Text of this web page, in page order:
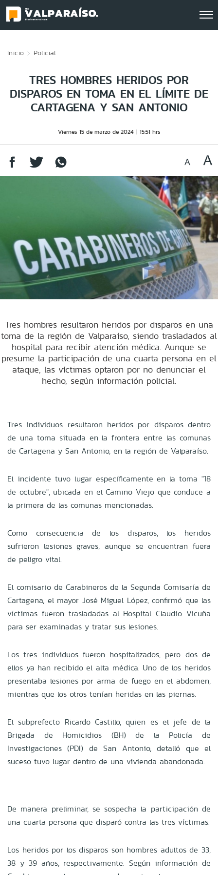
Inicio Policial
TRES HOMBRES HERIDOS POR
DISPAROS EN TOMA EN EL LÍMITE DE
CARTAGENA Y SAN ANTONIO
Viernes 15 de marzo de 2024 15:51 hrs
Tres hombres resultaron heridos por disparos en una
toma de la región de Valparaíso, siendo trasladados al
hospital para recibir atención médica. Aunque se
presume la participación de una cuarta persona en el
ataque, las víctimas optaron por no denunciar el
hecho, según información policial.
Tres individuos resultaron heridos por disparos dentro
de una toma situada en la frontera entre las comunas
de Cartagena y San Antonio, en la región de Valparaíso.
El incidente tuvo lugar específicamente en la toma "18
de octubre", ubicada en el Camino Viejo que conduce a
la primera de las comunas mencionadas.
Como consecuencia de los disparos, los heridos
sufrieron lesiones graves, aunque se encuentran fuera
de peligro vital.
El comisario de Carabineros de la Segunda Comisaría de
Cartagena, el mayor José Miguel López, confirmó que las
víctimas fueron trasladadas al Hospital Claudio Vicuña
para ser examinadas y tratar sus lesiones.
Los tres individuos fueron hospitalizados, pero dos de
ellos ya han recibido el alta médica. Uno de los heridos
presentaba lesiones por arma de fuego en el abdomen,
mientras que los otros tenían heridas en las piernas.
El subprefecto Ricardo Castillo, quien es el jefe de la
Brigada de Homicidios (BH) de la Policía de
Investigaciones (PDI) de San Antonio, detalló que el
suceso tuvo lugar dentro de una vivienda abandonada.
De manera preliminar, se sospecha la participación de
una cuarta persona que disparó contra las tres víctimas.
Los heridos por los disparos son hombres adultos de 33,
38 y 39 años, respectivamente. Según información de